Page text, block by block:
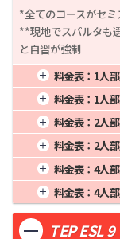
*全てのコースがセ
**現地でスパルタも
と自習が強制
料金表： 1人
1週間
84,500
2週間
156,000
3週間
214,500
料金表： 1人
1週間
82,875
2週間
153,000
3週間
210,375
料金表： 2人
1週間
68,250
2週間
126,000
3週間
173,250
料金表： 2人
1週間
66,625
2週間
123,000
3週間
169,125
料金表： 4人
1週間
61,750
2週間
114,000
3週間
156,750
料金表： 4人
1週間
60,125
2週間
111,000
TEP ESL 9